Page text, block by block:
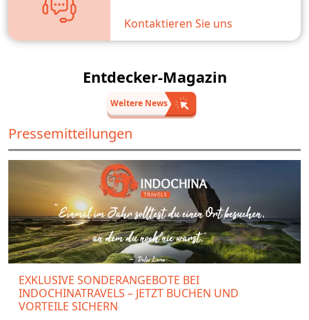
Kontaktieren Sie uns
Entdecker-Magazin
Weltere News
Pressemitteilungen
EXKLUSIVE SONDERANGEBOTE BEI
INDOCHINATRAVELS – JETZT BUCHEN UND
VORTEILE SICHERN